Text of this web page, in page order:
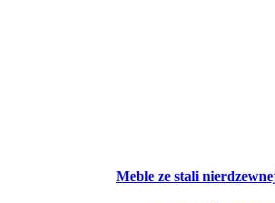
Meble ze stali